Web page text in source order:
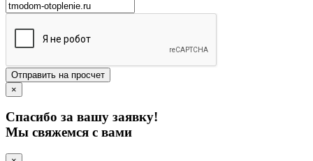
Отправить на просчет
×
Спасибо за вашу заявку!
Мы свяжемся с вами